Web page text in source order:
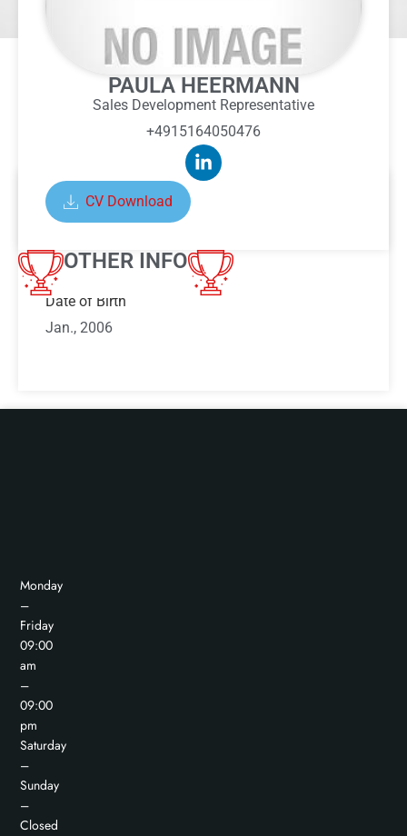
PAULA HEERMANN
Sales Development Representative
+4915164050476
CV Download
OTHER INFO
ABOUT PAULA HEERMANN
Date of Birth
Jan., 2006
Monday
–
Friday
09:00
am
–
09:00
pm
Saturday
–
Sunday
–
Closed